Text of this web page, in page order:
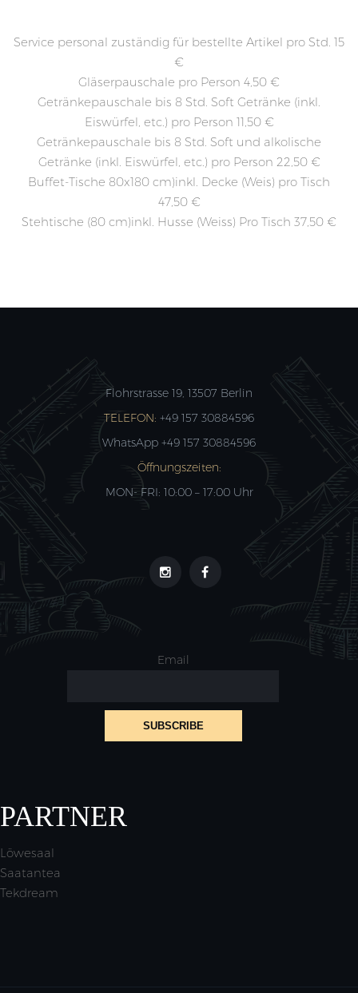
Service personal zuständig für bestellte Artikel pro Std. 15
€
Gläserpauschale pro Person 4,50 €
Getränkepauschale bis 8 Std. Soft Getränke (inkl.
Eiswürfel, etc.) pro Person 11,50 €
Getränkepauschale bis 8 Std. Soft und alkolische
Getränke (inkl. Eiswürfel, etc.) pro Person 22,50 €
Buffet-Tische 80x180 cm)inkl. Decke (Weis) pro Tisch
47,50 €
Stehtische (80 cm)inkl. Husse (Weiss) Pro Tisch 37,50 €
Flohrstrasse 19, 13507 Berlin
TELEFON: +49 157 30884596
WhatsApp +49 157 30884596
Öffnungszeiten:
MON- FRI: 10:00 – 17:00 Uhr
Email
PARTNER
Löwesaal
Saatantea
Tekdream